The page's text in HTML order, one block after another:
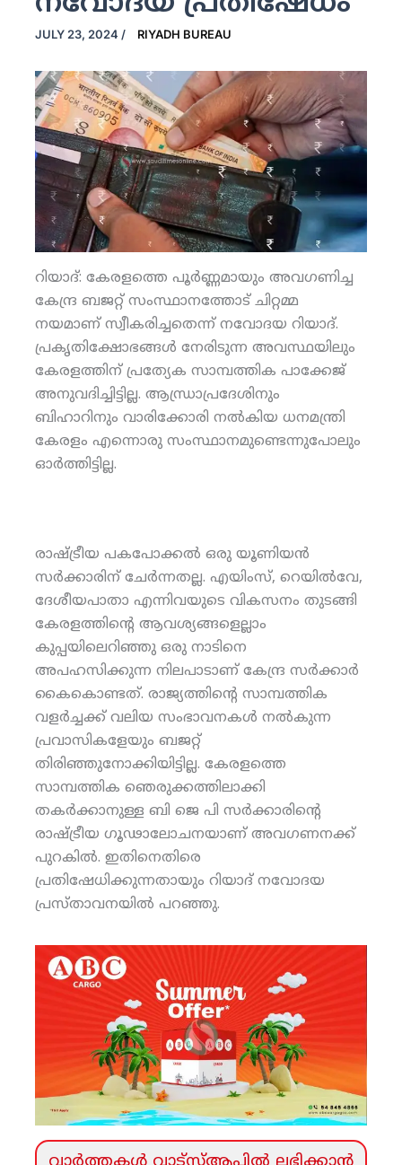
JULY 23, 2024 / RIYADH BUREAU
റിയാദ്: കേരളത്തെ പൂര്‍ണ്ണമായും അവഗണിച്ച
കേന്ദ്ര ബജറ്റ് സംസ്ഥാനത്തോട് ചിറ്റമ്മ
നയമാണ് സ്വീകരിച്ചതെന്ന് നവോദയ റിയാദ്.
പ്രകൃതിക്ഷോഭങ്ങള്‍ നേരിടുന്ന അവസ്ഥയിലും
കേരളത്തിന് പ്രത്യേക സാമ്പത്തിക പാക്കേജ്
അനുവദിച്ചിട്ടില്ല. ആന്ധ്രാപ്രദേശിനും
ബിഹാറിനും വാരിക്കോരി നല്‍കിയ ധനമന്ത്രി
കേരളം എന്നൊരു സംസ്ഥാനമുണ്ടെന്നുപോലും
ഓര്‍ത്തിട്ടില്ല.
രാഷ്ട്രീയ പകപോക്കല്‍ ഒരു യൂണിയന്‍
സര്‍ക്കാരിന് ചേര്‍ന്നതല്ല. എയിംസ്, റെയില്‍വേ,
ദേശീയപാതാ എന്നിവയുടെ വികസനം തുടങ്ങി
കേരളത്തിന്റെ ആവശ്യങ്ങളെല്ലാം
കുപ്പയിലെറിഞ്ഞു ഒരു നാടിനെ
അപഹസിക്കുന്ന നിലപാടാണ് കേന്ദ്ര സര്‍ക്കാര്‍
കൈകൊണ്ടത്. രാജ്യത്തിന്റെ സാമ്പത്തിക
വളര്‍ച്ചക്ക് വലിയ സംഭാവനകള്‍ നല്‍കുന്ന
പ്രവാസികളേയും ബജറ്റ്
തിരിഞ്ഞുനോക്കിയിട്ടില്ല. കേരളത്തെ
സാമ്പത്തിക ഞെരുക്കത്തിലാക്കി
തകര്‍ക്കാനുള്ള ബി ജെ പി സര്‍ക്കാരിന്റെ
രാഷ്ട്രീയ ഗൂഢാലോചനയാണ് അവഗണനക്ക്
പുറകില്‍. ഇതിനെതിരെ
പ്രതിഷേധിക്കുന്നതായും റിയാദ് നവോദയ
പ്രസ്താവനയില്‍ പറഞ്ഞു.